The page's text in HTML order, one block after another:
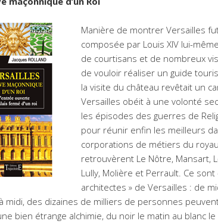
Manière de montrer Versailles
composée par Louis XIV lui-
de courtisans et de nombreux
de vouloir réaliser un guide
la visite du château revêtait un
Versailles obéit à une volonté
les épisodes des guerres de
pour réunir enfin les meilleurs
corporations de métiers du
retrouvèrent Le Nôtre, Mansart,
Lully, Molière et Perrault. Ce sont
architectes » de Versailles : de
midi, des dizaines de milliers de personnes
bien étrange alchimie, du noir le matin au blanc le